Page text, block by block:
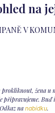
na
V
prokliknout, žena u
připravujeme. Buď
Odkaz na nabídku.